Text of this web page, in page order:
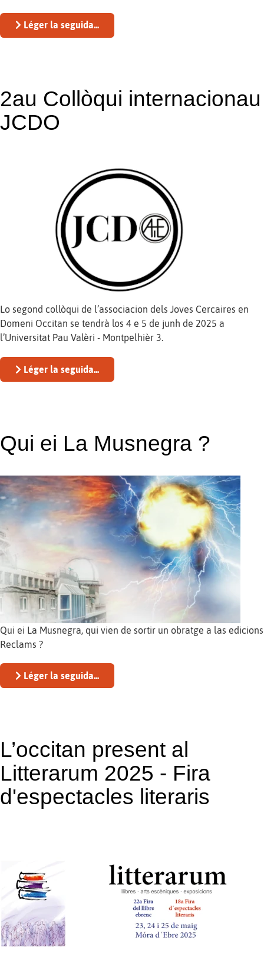
Léger la seguida...
2au Collòqui internacionau
JCDO
Lo segond collòqui de l’associacion dels Joves Cercaires en
Domeni Occitan se tendrà los 4 e 5 de junh de 2025 a
l’Universitat Pau Valèri - Montpelhièr 3.
Léger la seguida...
Qui ei La Musnegra ?
Qui ei La Musnegra, qui vien de sortir un obratge a las edicions
Reclams ?
Léger la seguida...
L’occitan present al
Litterarum 2025 - Fira
d'espectacles literaris